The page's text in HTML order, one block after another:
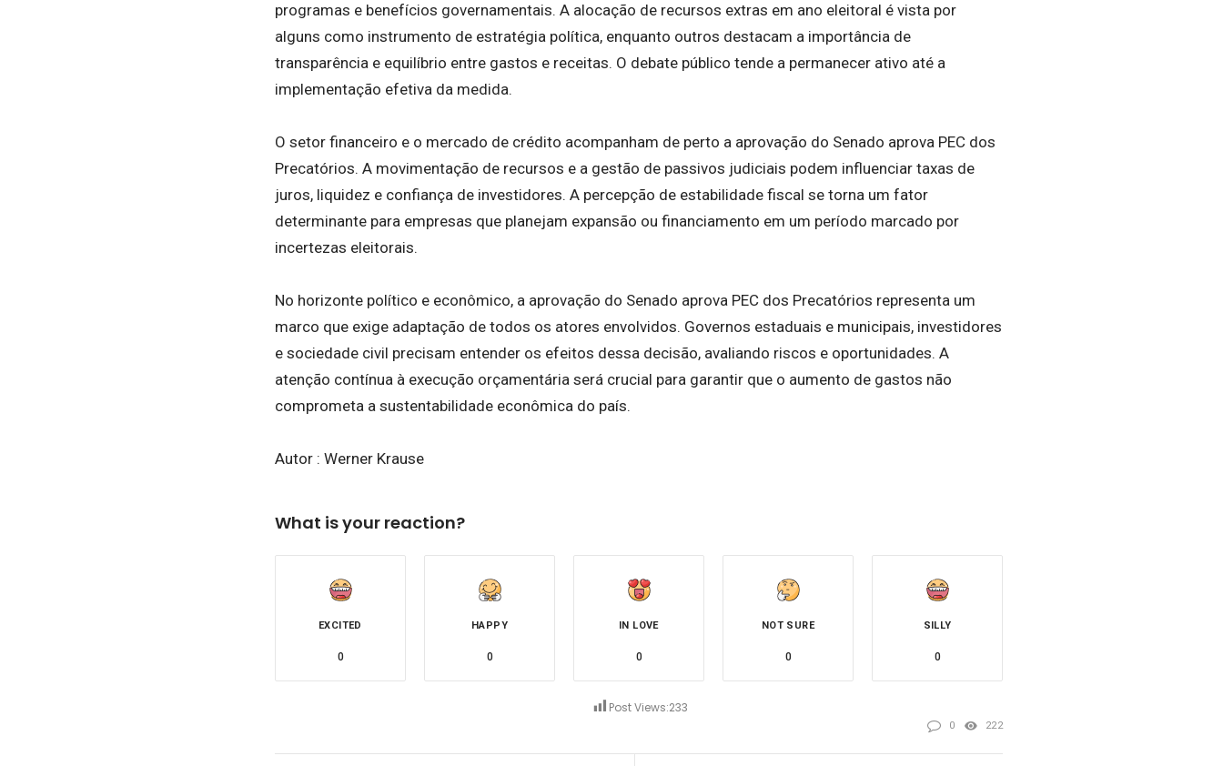
programas e benefícios governamentais. A alocação de recursos extras em ano eleitoral é vista por
alguns como instrumento de estratégia política, enquanto outros destacam a importância de
transparência e equilíbrio entre gastos e receitas. O debate público tende a permanecer ativo até a
implementação efetiva da medida.
O setor financeiro e o mercado de crédito acompanham de perto a aprovação do Senado aprova PEC dos
Precatórios. A movimentação de recursos e a gestão de passivos judiciais podem influenciar taxas de
juros, liquidez e confiança de investidores. A percepção de estabilidade fiscal se torna um fator
determinante para empresas que planejam expansão ou financiamento em um período marcado por
incertezas eleitorais.
No horizonte político e econômico, a aprovação do Senado aprova PEC dos Precatórios representa um
marco que exige adaptação de todos os atores envolvidos. Governos estaduais e municipais, investidores
e sociedade civil precisam entender os efeitos dessa decisão, avaliando riscos e oportunidades. A
atenção contínua à execução orçamentária será crucial para garantir que o aumento de gastos não
comprometa a sustentabilidade econômica do país.
Autor : Werner Krause
Post Views:233
What is your reaction?
EXCITED
0
HAPPY
0
IN LOVE
0
NOT SURE
0
SILLY
0
0 222